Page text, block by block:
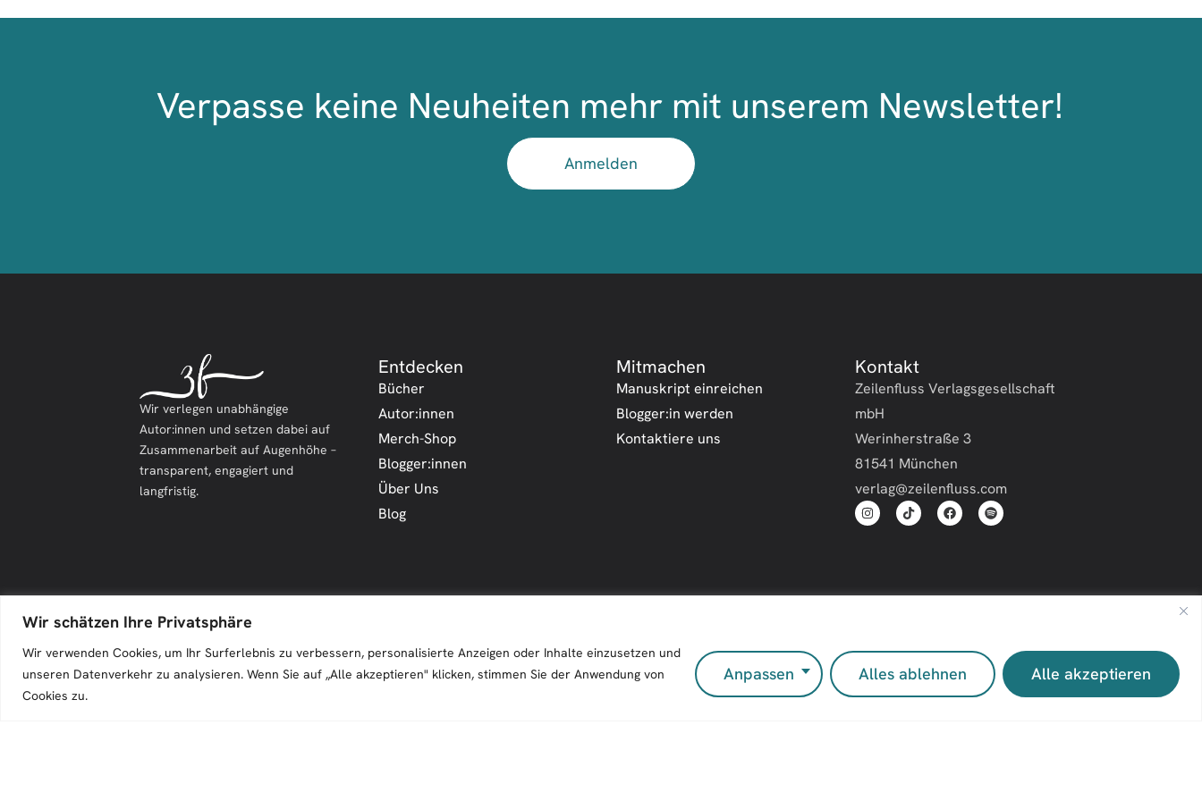
Wir schätzen Ihre Privatsphäre
Wir verwenden Cookies, um Ihr Surferlebnis zu verbessern, personalisierte Anzeigen oder Inhalte einzusetzen und
unseren Datenverkehr zu analysieren. Wenn Sie auf „Alle akzeptieren" klicken, stimmen Sie der Anwendung von
Cookies zu.
Anpassen Alles ablehnen Alle akzeptieren
Verpasse keine Neuheiten mehr mit unserem Newsletter!
Anmelden
Wir verlegen unabhängige
Autor:innen und setzen dabei auf
Zusammenarbeit auf Augenhöhe –
transparent, engagiert und
langfristig.
Entdecken
Bücher
Autor:innen
Merch-Shop
Blogger:innen
Über Uns
Blog
Mitmachen
Manuskript einreichen
Blogger:in werden
Kontaktiere uns
Kontakt
Zeilenfluss Verlagsgesellschaft
mbH
Werinherstraße 3
81541 München
verlag@zeilenfluss.com
Zeilenfluss © 2026. All Rights Reserved.